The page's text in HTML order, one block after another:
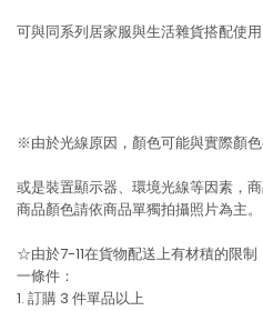
可與同系列居家服與生活雜貨搭配使
※由於光線原因，顏色可能與實際顏色
或是裝置顯示器、環境光線等因素，
商品顏色請依商品單獨拍攝照片為主。
☆由於7-11在貨物配送上有材積的限
一條件：
1. 訂購 3 件單品以上